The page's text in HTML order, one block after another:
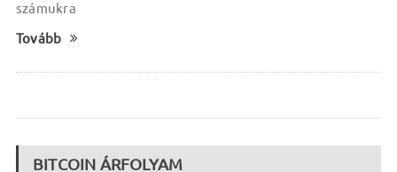
számukra
Tovább
BITCOIN ÁRFOLYAM